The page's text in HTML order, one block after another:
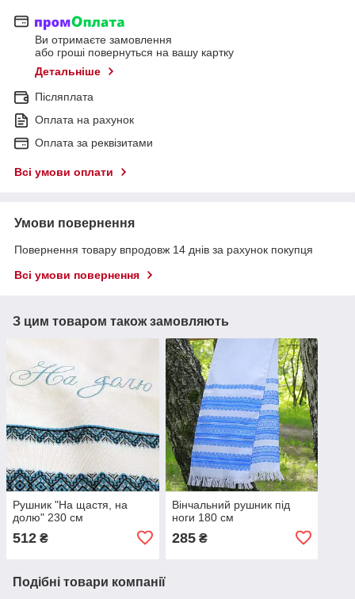
Ви отримаєте замовлення
або гроші повернуться на вашу картку
Детальніше
Післяплата
Оплата на рахунок
Оплата за реквізитами
Всі умови оплати
Умови повернення
Повернення товару впродовж 14 днів за рахунок покупця
Всі умови повернення
З цим товаром також замовляють
Рушник "На щастя, на
долю" 230 см
512 ₴
Вінчальний рушник під
ноги 180 см
285₴
Подібні товари компанії